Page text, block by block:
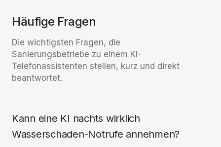
Häufige Fragen
Die wichtigsten Fragen, die
Sanierungsbetriebe zu einem KI-
Telefonassistenten stellen, kurz und direkt
beantwortet.
Kann eine KI nachts wirklich
Wasserschaden-Notrufe annehmen?